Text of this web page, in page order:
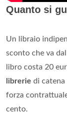
Quanto si
Un libraio
sconto che va
libro costa 20
librerie di catena
forza
cento.